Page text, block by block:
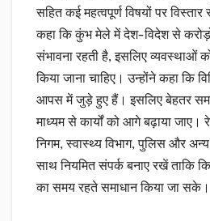
सहित कई महत्वपूर्ण विषयों पर
कहा कि कुंभ मेले में देश-विदेश से
संभावना रहती है, इसलिए व्यवस्थाओं
किया जाना चाहिए। उन्होंने कहा कि
आपस में जुड़े हुए हैं। इसलिए बेहतर
माध्यम से कार्यों को आगे बढ़ाया जाए।
निगम, स्वास्थ्य विभाग, पुलिस और
साथ नियमित संपर्क बनाए रखें ताकि
का समय रहते समाधान किया जा सके।